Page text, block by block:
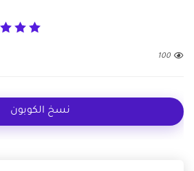
100
نسخ الكوبون